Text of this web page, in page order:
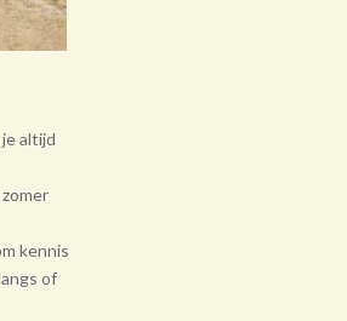
altijd
kennis
of